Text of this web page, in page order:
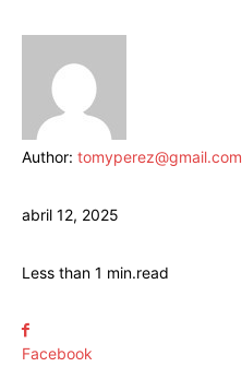
Author: tomyperez@gmail.com
abril 12, 2025
Less than 1 min.read
Facebook